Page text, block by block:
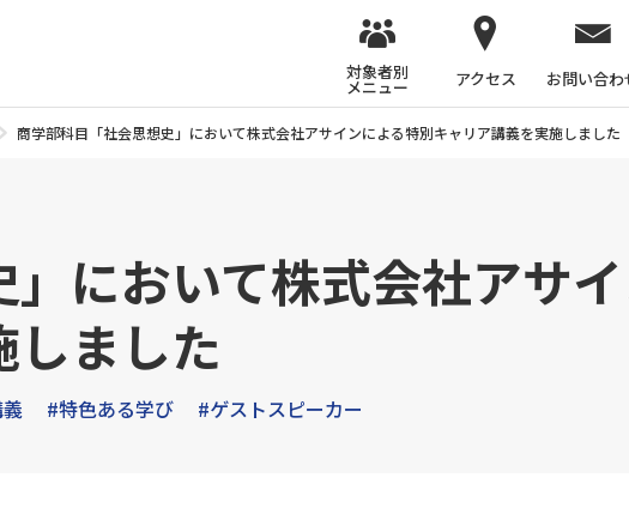
対象者別
メニュー アクセス お問い合わ
商学部科目「社会思想史」において株式会社アサインによる特別キャリア講義を実施しました
において株式会社アサ
ました
#特色ある学び #ゲストスピーカー